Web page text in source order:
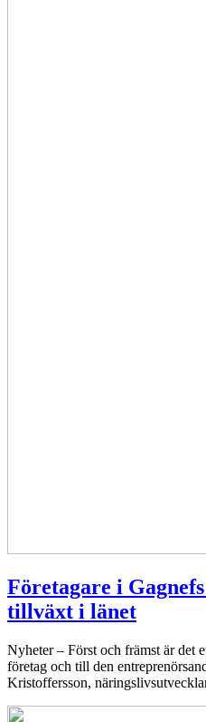
Företagare i
tillväxt i länet
Nyheter – Först och främst är det
företag och till den
Kristoffersson,